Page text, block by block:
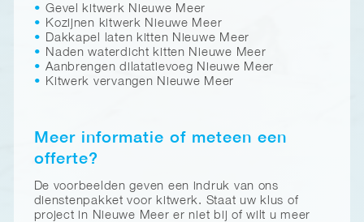
Gevel kitwerk Nieuwe Meer
Kozijnen kitwerk Nieuwe Meer
Dakkapel laten kitten Nieuwe Meer
Naden waterdicht kitten Nieuwe Meer
Aanbrengen dilatatievoeg Nieuwe Meer
Kitwerk vervangen Nieuwe Meer
Meer informatie of meteen een
offerte?
De voorbeelden geven een indruk van ons
dienstenpakket voor kitwerk. Staat uw klus of
project in Nieuwe Meer er niet bij of wilt u meer